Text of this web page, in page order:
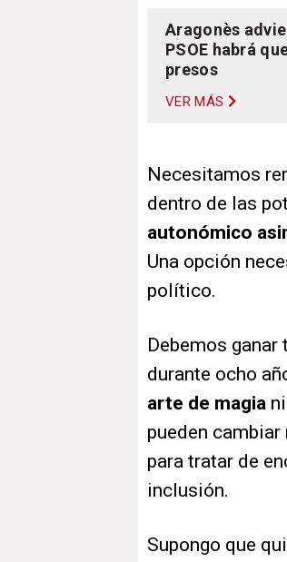
Aragonès
PSOE habrá
presos
VER MÁS
Necesitamos
dentro de las
autonómico
Una opción
político.
Debemos
durante ocho
arte de magia
pueden
para tratar de
inclusión.
Supongo que